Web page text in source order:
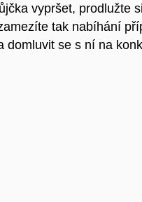
vypršet, prodlužte
tak nabíhání
domluvit se s ní na